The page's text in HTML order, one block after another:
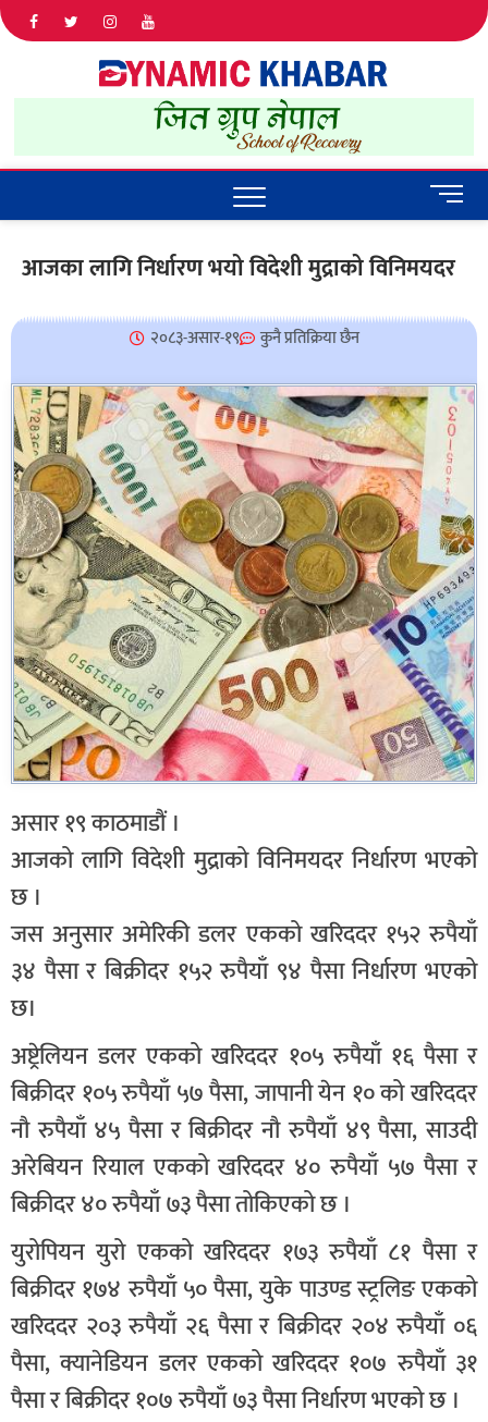
IN NEPAL
M
e
u
u
o
आजका लागि निर्धारण भयो विदेशी मुद्राको विनिमयदर
२०८३-असार-१९ कुनै प्रतिक्रिया छैन
असार १९ काठमाडौं ।
आजको लागि विदेशी मुद्राको विनिमयदर निर्धारण भएको
छ ।
जस अनुसार अमेरिकी डलर एकको खरिददर १५२ रुपैयाँ
३४ पैसा र बिक्रीदर १५२ रुपैयाँ ९४ पैसा निर्धारण भएको
छ।
अष्ट्रेलियन डलर एकको खरिददर १०५ रुपैयाँ १६ पैसा र
बिक्रीदर १०५ रुपैयाँ ५७ पैसा, जापानी येन १० को खरिददर
नौ रुपैयाँ ४५ पैसा र बिक्रीदर नौ रुपैयाँ ४९ पैसा, साउदी
अरेबियन रियाल एकको खरिददर ४० रुपैयाँ ५७ पैसा र
बिक्रीदर ४० रुपैयाँ ७३ पैसा तोकिएको छ ।
युरोपियन युरो एकको खरिददर १७३ रुपैयाँ ८१ पैसा र
बिक्रीदर १७४ रुपैयाँ ५० पैसा, युके पाउण्ड स्ट्रलिङ एकको
खरिददर २०३ रुपैयाँ २६ पैसा र बिक्रीदर २०४ रुपैयाँ ०६
पैसा, क्यानेडियन डलर एकको खरिददर १०७ रुपैयाँ ३१
पैसा र बिक्रीदर १०७ रुपैयाँ ७३ पैसा निर्धारण भएको छ ।